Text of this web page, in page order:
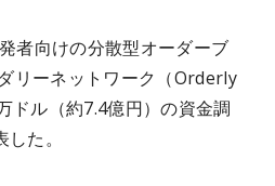
者向けの分散型オーダーブ
リーネットワーク（Orderly
ル（約7.4億円）の資金調
た。